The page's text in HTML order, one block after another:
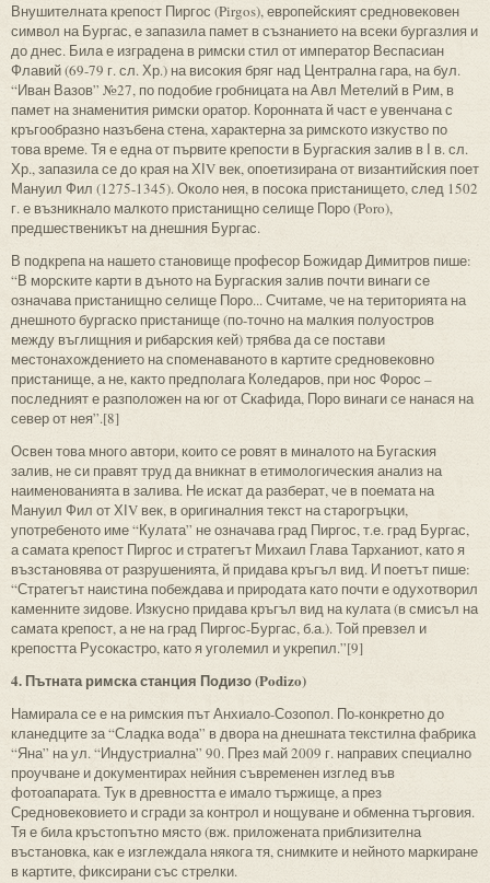
Внушителната крепост Пиргос (Pirgos), европейският средновековен
символ на Бургас, е запазила памет в съзнанието на всеки бургазлия и
до днес. Била е изградена в римски стил от император Веспасиан
Флавий (69-79 г. сл. Хр.) на високия бряг над Централна гара, на бул.
“Иван Вазов” №27, по подобие гробницата на Авл Метелий в Рим, в
памет на знаменития римски оратор. Коронната й част е увенчана с
кръгообразно назъбена стена, характерна за римското изкуство по
това време. Тя е една от първите крепости в Бургаския залив в І в. сл.
Хр., запазила се до края на ХІV век, опоетизирана от византийския поет
Мануил Фил (1275-1345). Около нея, в посока пристанището, след 1502
г. е възникнало малкото пристанищно селище Поро (Poro),
предшественикът на днешния Бургас.
В подкрепа на нашето становище професор Божидар Димитров пише:
“В морските карти в дъното на Бургаския залив почти винаги се
означава пристанищно селище Поро... Считаме, че на територията на
днешното бургаско пристанище (по-точно на малкия полуостров
между въглищния и рибарския кей) трябва да се постави
местонахождението на споменаваното в картите средновековно
пристанище, а не, както предполага Коледаров, при нос Форос –
последният е разположен на юг от Скафида, Поро винаги се нанася на
север от нея”.[8]
Освен това много автори, които се ровят в миналото на Бугаския
залив, не си правят труд да вникнат в етимологическия анализ на
наименованията в залива. Не искат да разберат, че в поемата на
Мануил Фил от ХІV век, в оригиналния текст на старогръцки,
употребеното име “Кулата” не означава град Пиргос, т.е. град Бургас,
а самата крепост Пиргос и стратегът Михаил Глава Тарханиот, като я
възстановява от разрушенията, й придава кръгъл вид. И поетът пише:
“Стратегът наистина побеждава и природата като почти е одухотворил
каменните зидове. Изкусно придава кръгъл вид на кулата (в смисъл на
самата крепост, а не на град Пиргос-Бургас, б.а.). Той превзел и
крепостта Русокастро, като я уголемил и укрепил.”[9]
4. Пътната римска станция Подизо (Podizo)
Намирала се е на римския път Анхиало-Созопол. По-конкретно до
кланедците за “Сладка вода” в двора на днешната текстилна фабрика
“Яна” на ул. “Индустриална” 90. През май 2009 г. направих специално
проучване и документирах нейния съвременен изглед във
фотоапарата. Тук в древността е имало тържище, а през
Средновековието и сгради за контрол и нощуване и обменна търговия.
Тя е била кръстопътно място (вж. приложената приблизителна
въстановка, как е изглеждала някога тя, снимките и нейното маркиране
в картите, фиксирани със стрелки.